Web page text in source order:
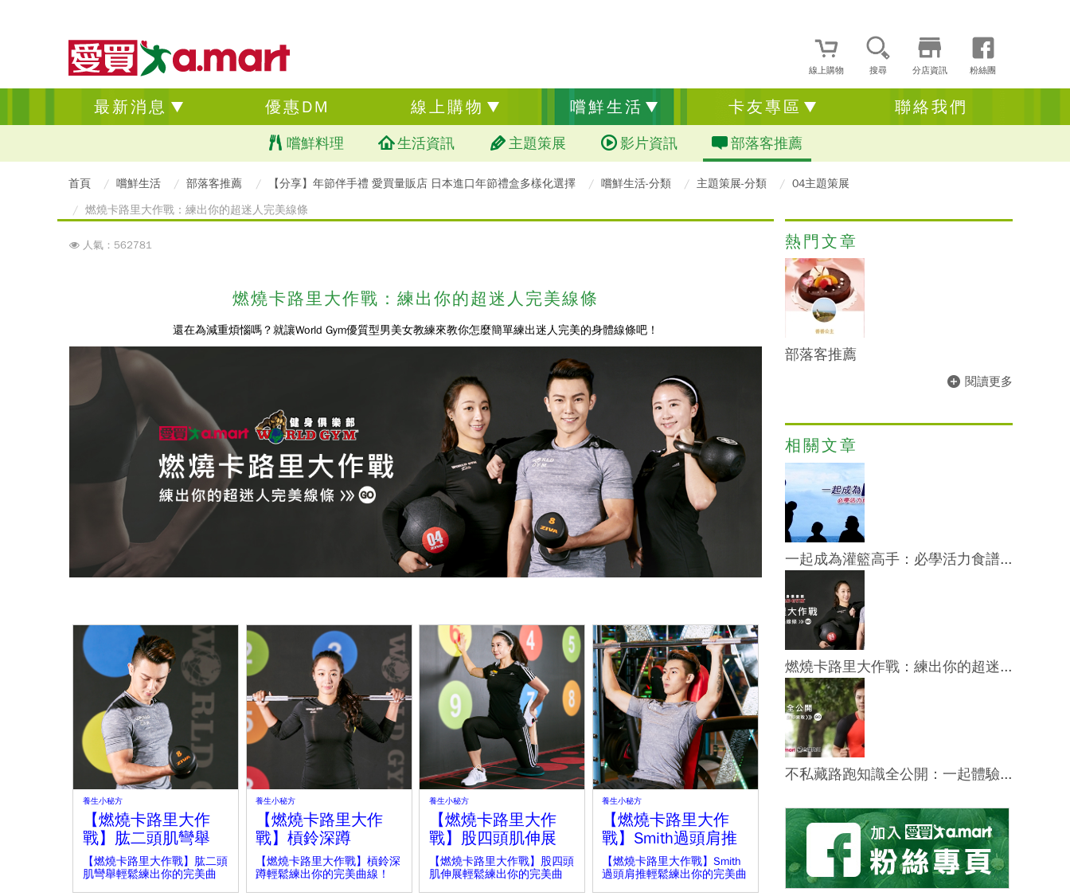
線上購物 搜尋 分店資訊 粉絲團
最新消息 優惠DM 線上購物 嚐鮮生活 卡友專區 聯絡我們
嚐鮮料理 生活資訊 主題策展 影片資訊 部落客推薦
首頁 嚐鮮生活 部落客推薦 【分享】年節伴手禮 愛買量販店 日本進口年節禮盒多樣化選擇 嚐鮮生活-分類 主題策展-分類
04主題策展
燃燒卡路里大作戰：練出你的超迷人完美線條
人氣：562781
燃燒卡路里大作戰：練出你的超迷人完美線條
還在為減重煩惱嗎？就讓World Gym優質型男美女教練來教你怎麼簡單練出迷人完美的身體線條吧！
養生小秘方
【燃燒卡路里大作
戰】肱二頭肌彎舉
【燃燒卡路里大作戰】肱二頭
肌彎舉輕鬆練出你的完美曲
養生小秘方
【燃燒卡路里大作
戰】槓鈴深蹲
【燃燒卡路里大作戰】槓鈴深
蹲輕鬆練出你的完美曲線！
養生小秘方
【燃燒卡路里大作
戰】股四頭肌伸展
【燃燒卡路里大作戰】股四頭
肌伸展輕鬆練出你的完美曲
養生小秘方
【燃燒卡路里大作
戰】Smith過頭肩推
【燃燒卡路里大作戰】Smith
過頭肩推輕鬆練出你的完美曲
熱門文章
部落客推薦
閱讀更多
相關文章
一起成為灌籃高手：必學活力食譜...
燃燒卡路里大作戰：練出你的超迷...
不私藏路跑知識全公開：一起體驗...